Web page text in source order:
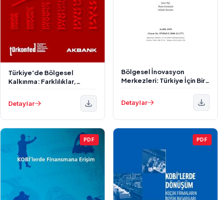
Türkiye'de Bölgesel
Kalkınma: Farklılıklar,
Mekanizma Tasarımı
Detaylar
Bölgesel İnovasyon
Merkezleri: Türkiye İçin Bir
Detaylar
PDF PDF